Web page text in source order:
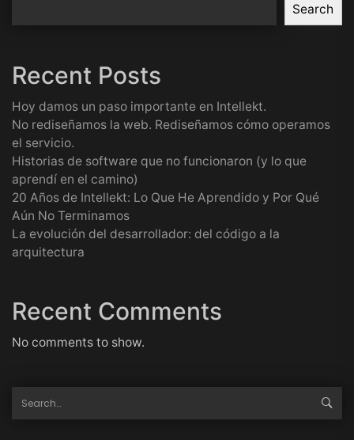
Search
Recent Posts
Hoy damos un paso importante en Intellekt.
No rediseñamos la web. Rediseñamos cómo operamos
el servicio.
Historias de software que no funcionaron (y lo que
aprendí en el camino)
20 Años de Intellekt: Lo Que He Aprendido y Por Qué
Aún No Terminamos
La evolución del desarrollador: del código a la
arquitectura
Recent Comments
No comments to show.